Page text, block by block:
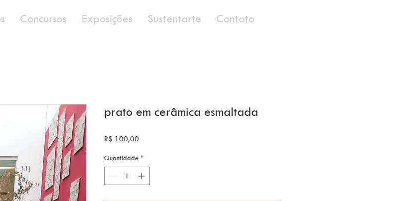
Concursos Exposições Sustentarte Contato
prato em cerâmica esmaltada
R$ 100,00Preço
Quantidade *